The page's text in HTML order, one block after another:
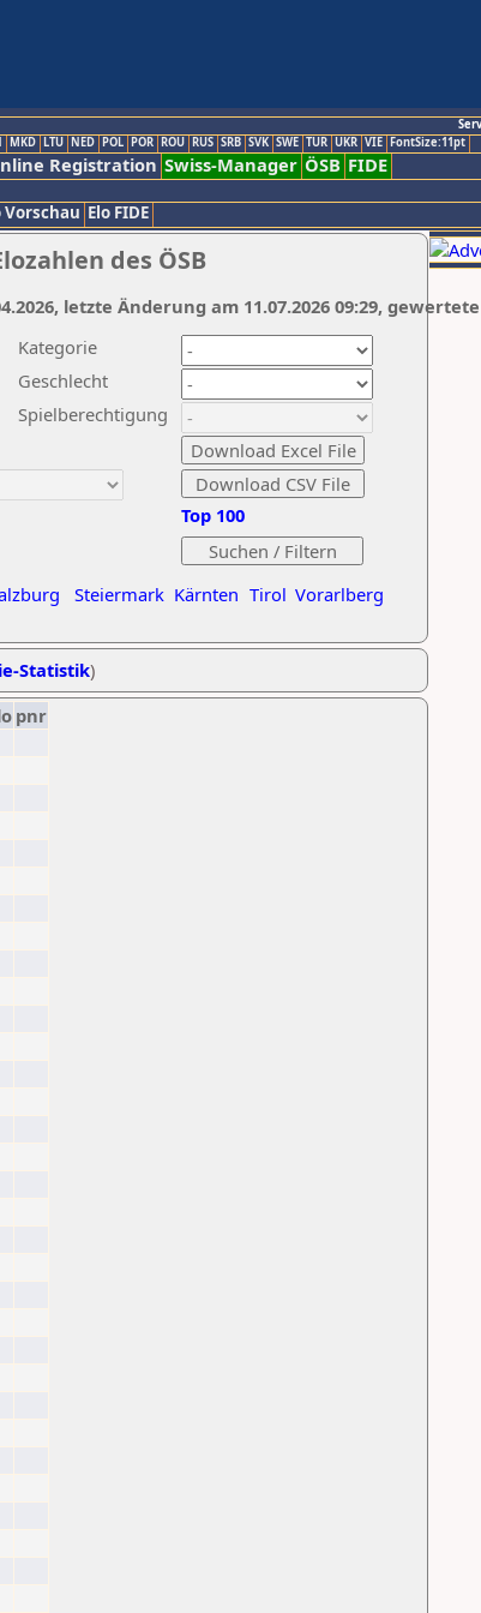
MKD LTU NED POL POR ROU RUS SRB SVK SWE TUR UKR VIE FontSize:11pt
Registration Swiss-Manager ÖSB FIDE
Vorschau Elo FIDE
des ÖSB
Kategorie
Geschlecht
Spielberechtigung
Steiermark Kärnten Tirol Vorarlberg
Top 100
letzte Änderung am 11.07.2026 09:29,
Statistik)
pnr